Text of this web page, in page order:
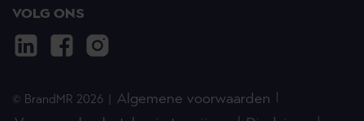
VOLG ONS
© BrandMR 2026
Algemene voorwaarden